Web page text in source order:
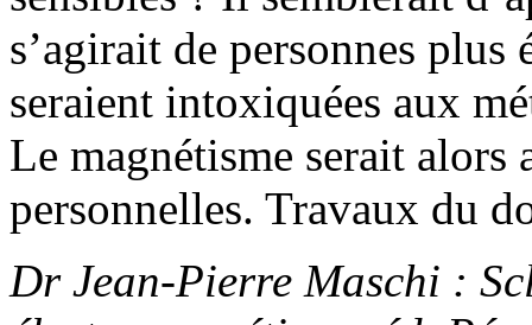
s’agirait de personnes
seraient intoxiquées aux
Le magnétisme serait alors
personnelles. Travaux du
Dr Jean-Pierre Maschi :